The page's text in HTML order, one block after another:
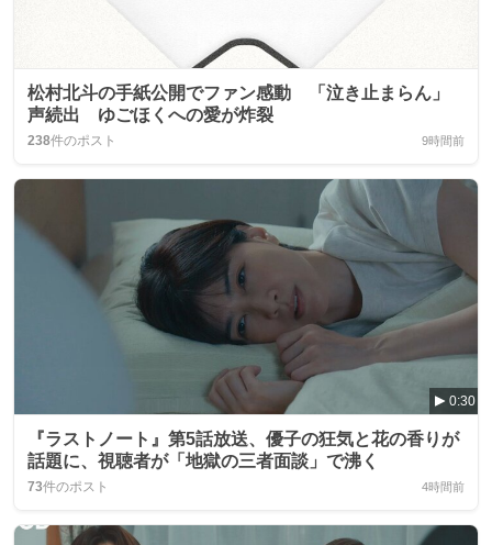
松村北斗の手紙公開でファン感動 「泣き止まらん」
声続出 ゆごほくへの愛が炸裂
238件のポスト 9時間前
0:30
『ラストノート』第5話放送、優子の狂気と花の香りが
話題に、視聴者が「地獄の三者面談」で沸く
73件のポスト 4時間前